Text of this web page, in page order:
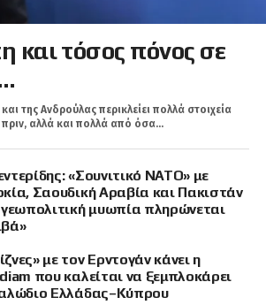
και τόσος πόνος σε
της Ανδρούλας περικλείει πολλά στοιχεία
πριν, αλλά και πολλά από όσα...
«Σουνιτικό ΝΑΤΟ» με
Σαουδική Αραβία και Πακιστάν
γεωπολιτική μυωπία πληρώνεται
με τον Ερντογάν κάνει η
που καλείται να ξεμπλοκάρει
Ελλάδας–Κύπρου